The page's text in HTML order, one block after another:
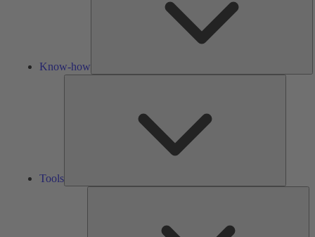
Know-how
Tools